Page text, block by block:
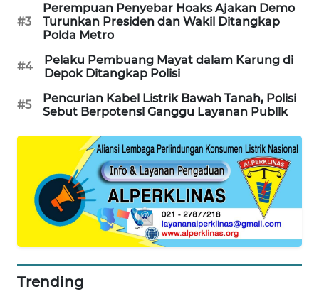
#3
Perempuan Penyebar Hoaks Ajakan Demo
Turunkan Presiden dan Wakil Ditangkap
Polda Metro
#4
Pelaku Pembuang Mayat dalam Karung di
Depok Ditangkap Polisi
#5
Pencurian Kabel Listrik Bawah Tanah, Polisi
Sebut Berpotensi Ganggu Layanan Publik
Trending
WALINKI
MAWAKA
ID
MARTABAT
PLN
WATCH
LPKKI